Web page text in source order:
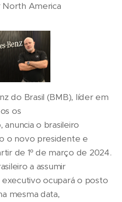
America
do Brasil (BMB), líder em
os
o brasileiro
o novo presidente e
de 1º de março de 2024.
a assumir
ocupará o posto
mesma data,